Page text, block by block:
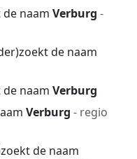
naam Verburg -
de naam
naam Verburg
Verburg - regio
de naam